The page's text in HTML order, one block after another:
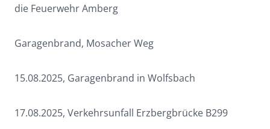
die Feuerwehr Amberg
Garagenbrand, Mosacher Weg
15.08.2025, Garagenbrand in Wolfsbach
17.08.2025, Verkehrsunfall Erzbergbrücke B299